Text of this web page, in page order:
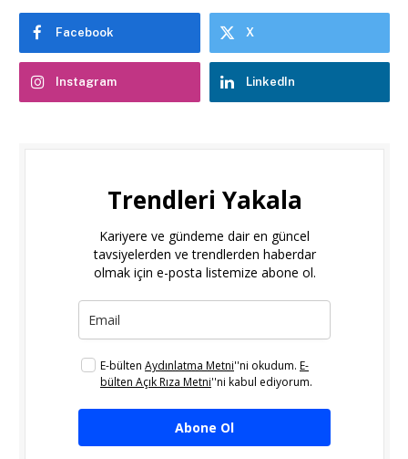
Facebook X
Instagram LinkedIn
Trendleri Yakala
Kariyere ve gündeme dair en güncel
tavsiyelerden ve trendlerden haberdar
olmak için e-posta listemize abone ol.
E-bülten Aydınlatma Metni''ni okudum. E-
bülten Açık Rıza Metni''ni kabul ediyorum.
Abone Ol